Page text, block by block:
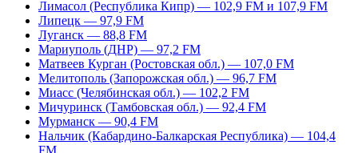
Лимасол (Республика Кипр) — 102,9 FM и 107,9 FM
Липецк — 97,9 FM
Луганск — 88,8 FM
Мариуполь (ДНР) — 97,2 FM
Матвеев Курган (Ростовская обл.) — 107,0 FM
Мелитополь (Запорожская обл.) — 96,7 FM
Миасс (Челябинская обл.) — 102,2 FM
Мичуринск (Тамбовская обл.) — 92,4 FM
Мурманск — 90,4 FM
Нальчик (Кабардино-Балкарская Республика) — 104,4
FM